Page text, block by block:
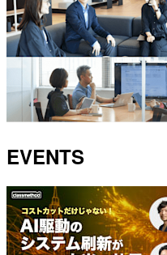
EVENTS